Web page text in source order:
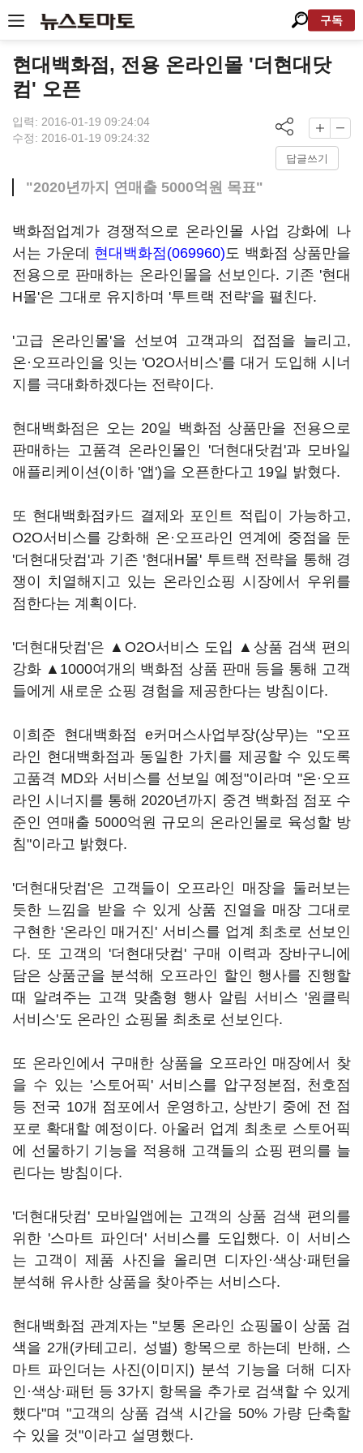
구독
현대백화점, 전용 온라인몰 '더현대닷
컴' 오픈
입력: 2016-01-19 09:24:04
수정: 2016-01-19 09:24:32
답글쓰기
"2020년까지 연매출 5000억원 목표"
백화점업계가 경쟁적으로 온라인몰 사업 강화에 나
서는 가운데 현대백화점(069960)도 백화점 상품만을
전용으로 판매하는 온라인몰을 선보인다. 기존 '현대
H몰'은 그대로 유지하며 '투트랙 전략'을 펼친다.
'고급 온라인몰'을 선보여 고객과의 접점을 늘리고,
온·오프라인을 잇는 'O2O서비스'를 대거 도입해 시너
지를 극대화하겠다는 전략이다.
현대백화점은 오는 20일 백화점 상품만을 전용으로
판매하는 고품격 온라인몰인 '더현대닷컴'과 모바일
애플리케이션(이하 '앱')을 오픈한다고 19일 밝혔다.
또 현대백화점카드 결제와 포인트 적립이 가능하고,
O2O서비스를 강화해 온·오프라인 연계에 중점을 둔
'더현대닷컴'과 기존 '현대H몰' 투트랙 전략을 통해 경
쟁이 치열해지고 있는 온라인쇼핑 시장에서 우위를
점한다는 계획이다.
'더현대닷컴'은 ▲O2O서비스 도입 ▲상품 검색 편의
강화 ▲1000여개의 백화점 상품 판매 등을 통해 고객
들에게 새로운 쇼핑 경험을 제공한다는 방침이다.
이희준 현대백화점 e커머스사업부장(상무)는 "오프
라인 현대백화점과 동일한 가치를 제공할 수 있도록
고품격 MD와 서비스를 선보일 예정"이라며 "온·오프
라인 시너지를 통해 2020년까지 중견 백화점 점포 수
준인 연매출 5000억원 규모의 온라인몰로 육성할 방
침"이라고 밝혔다.
'더현대닷컴'은 고객들이 오프라인 매장을 둘러보는
듯한 느낌을 받을 수 있게 상품 진열을 매장 그대로
구현한 '온라인 매거진' 서비스를 업계 최초로 선보인
다. 또 고객의 '더현대닷컴' 구매 이력과 장바구니에
담은 상품군을 분석해 오프라인 할인 행사를 진행할
때 알려주는 고객 맞춤형 행사 알림 서비스 '원클릭
서비스'도 온라인 쇼핑몰 최초로 선보인다.
또 온라인에서 구매한 상품을 오프라인 매장에서 찾
을 수 있는 '스토어픽' 서비스를 압구정본점, 천호점
등 전국 10개 점포에서 운영하고, 상반기 중에 전 점
포로 확대할 예정이다. 아울러 업계 최초로 스토어픽
에 선물하기 기능을 적용해 고객들의 쇼핑 편의를 늘
린다는 방침이다.
'더현대닷컴' 모바일앱에는 고객의 상품 검색 편의를
위한 '스마트 파인더' 서비스를 도입했다. 이 서비스
는 고객이 제품 사진을 올리면 디자인·색상·패턴을
분석해 유사한 상품을 찾아주는 서비스다.
현대백화점 관계자는 "보통 온라인 쇼핑몰이 상품 검
색을 2개(카테고리, 성별) 항목으로 하는데 반해, 스
마트 파인더는 사진(이미지) 분석 기능을 더해 디자
인·색상·패턴 등 3가지 항목을 추가로 검색할 수 있게
했다"며 "고객의 상품 검색 시간을 50% 가량 단축할
수 있을 것"이라고 설명했다.